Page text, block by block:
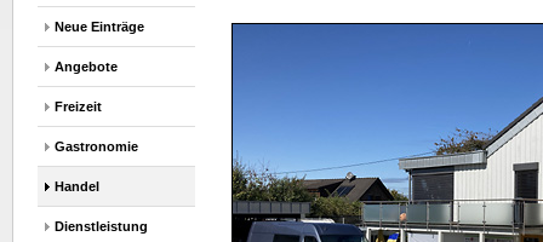
Neue Einträge
Angebote
Freizeit
Gastronomie
Handel
Dienstleistung